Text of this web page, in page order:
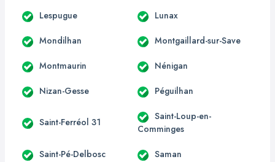
Lespugue Lunax
Mondilhan Montgaillard-sur-Save
Montmaurin Nénigan
Nizan-Gesse Péguilhan
Saint-Ferréol 31
Saint-Loup-en-
Comminges
Saint-Pé-Delbosc Saman